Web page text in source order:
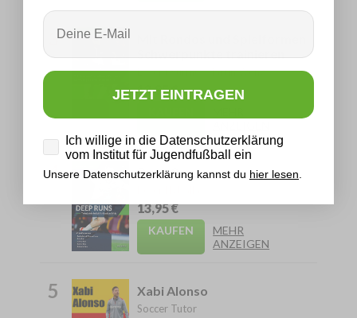
3
Levent Sürme, Martin Weng
13,95 €
4 Deep Runs
13,95 €
KAUFEN
MEHR
ANZEIGEN
5 Xabi Alonso
Soccer Tutor
Email
JETZT EINTRAGEN
Datenschutz
Ich willige in die Datenschutzerklärung
vom Institut für Jugendfußball ein
Unsere Datenschutzerklärung kannst du hier lesen